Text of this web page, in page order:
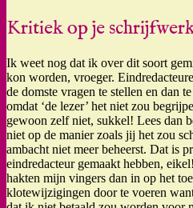
Kritiek op je
Ik weet nog dat ik over dit soort
kon worden, vroeger.
de domste vragen te stellen en dan
omdat ‘de lezer’ het niet zou
gewoon zelf niet, sukkel! Lees dan
niet op de manier zoals jij het zou
ambacht niet meer beheerst. Dat is
eindredacteur gemaakt hebben,
hakten mijn vingers dan in op het
klotewijzigingen door te voeren